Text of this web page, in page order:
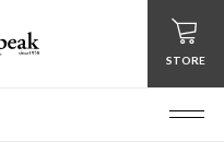
STORE